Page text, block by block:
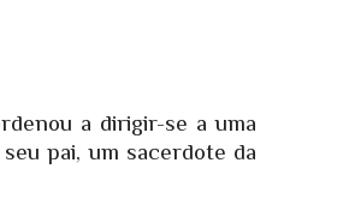
a dirigir-se a uma
pai, um sacerdote da